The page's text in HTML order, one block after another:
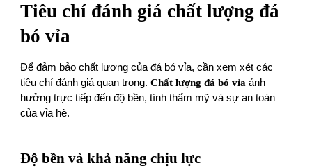
Tiêu chí đánh giá chất lượng đá
bó vỉa
Để đảm bảo chất lượng của đá bó vỉa, cần xem xét các
tiêu chí đánh giá quan trọng.Chất lượng đá bó vỉa ảnh
hưởng trực tiếp đến độ bền, tính thẩm mỹ và sự an toàn
của vỉa hè.
Độ bền và khả năng chịu lực